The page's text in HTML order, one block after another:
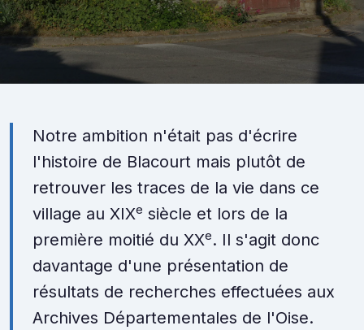
Un village du Pays de Bray, entre mémoire et
patrimoine
Notre ambition n'était pas d'écrire
l'histoire de Blacourt mais plutôt de
retrouver les traces de la vie dans ce
village au XIXe siècle et lors de la
première moitié du XXe. Il s'agit donc
davantage d'une présentation de
résultats de recherches effectuées aux
Archives Départementales de l'Oise.